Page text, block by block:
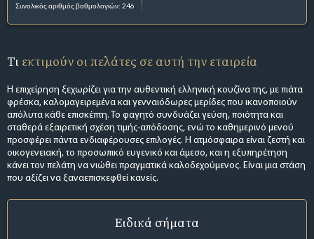
Συνολικός αριθμός βαθμολογιών: 246
Τι εκτιμούν οι πελάτες σε αυτή την εταιρεία
Η επιχείρηση ξεχωρίζει για την αυθεντική ελληνική κουζίνα της, με πιάτα
φρέσκα, καλομαγειρεμένα και γενναιόδωρες μερίδες που ικανοποιούν
απόλυτα κάθε επισκέπτη. Το φαγητό συνδυάζει γεύση, ποιότητα και
σταθερά εξαιρετική σχέση τιμής-απόδοσης, ενώ το καθημερινό μενού
προσφέρει πάντα ενδιαφέρουσες επιλογές. Η ατμόσφαιρα είναι ζεστή και
οικογενειακή, το προσωπικό ευγενικό και άμεσο, και η εξυπηρέτηση
κάνει τον πελάτη να νιώθει πραγματικά καλοδεχούμενος. Είναι μια στάση
που αξίζει να ξαναεπισκεφθεί κανείς.
Ειδικά σήματα